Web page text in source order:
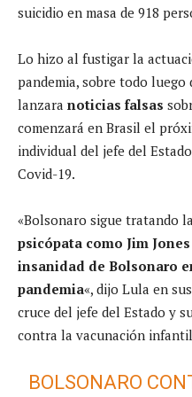
suicidio en masa de 918
Lo hizo al fustigar la
pandemia, sobre todo luego
lanzara noticias falsas
comenzará en Brasil el
individual del jefe del
Covid-19.
«Bolsonaro sigue tratando
psicópata como Jim
insanidad de Bolsonaro
pandemia«, dijo Lula en
cruce del jefe del Estado y
contra la vacunación
BOLSONARO